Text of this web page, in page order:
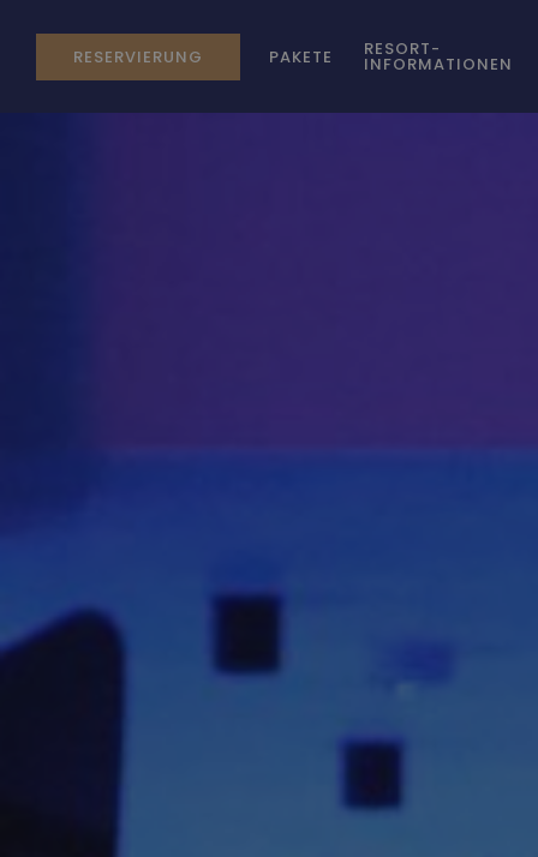
RESERVIERUNG PAKETE RESORT-
INFORMATIONEN